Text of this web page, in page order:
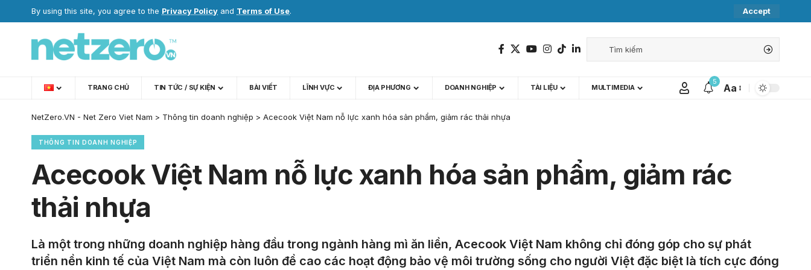
By using this site, you agree to the Privacy Policy and Terms of Use. Accept
TRANG CHỦ TIN TỨC / SỰ KIỆN BÀI VIẾT LĨNH VỰC ĐỊA PHƯƠNG DOANH NGHIỆP TÀI LIỆU MULTIMEDIA
5
Aa
NetZero.VN - Net Zero Viet Nam > Thông tin doanh nghiệp > Acecook Việt Nam nỗ lực xanh hóa sản phẩm, giảm rác thải nhựa
THÔNG TIN DOANH NGHIỆP
Acecook Việt Nam nỗ lực xanh hóa sản phẩm, giảm rác
thải nhựa
Là một trong những doanh nghiệp hàng đầu trong ngành hàng mì ăn liền, Acecook Việt Nam không chỉ đóng góp cho sự phát
triển nền kinh tế của Việt Nam mà còn luôn đề cao các hoạt động bảo vệ môi trường sống cho người Việt đặc biệt là tích cực đóng